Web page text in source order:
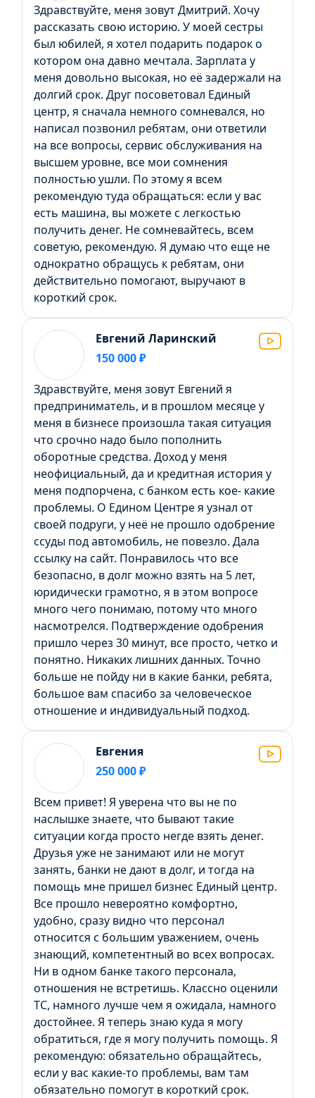
Здравствуйте, меня зовут Дмитрий. Хочу
рассказать свою историю. У моей сестры
был юбилей, я хотел подарить подарок о
котором она давно мечтала. Зарплата у
меня довольно высокая, но её задержали на
долгий срок. Друг посоветовал Единый
центр, я сначала немного сомневался, но
написал позвонил ребятам, они ответили
на все вопросы, сервис обслуживания на
высшем уровне, все мои сомнения
полностью ушли. По этому я всем
рекомендую туда обращаться: если у вас
есть машина, вы можете с легкостью
получить денег. Не сомневайтесь, всем
советую, рекомендую. Я думаю что еще не
однократно обращусь к ребятам, они
действительно помогают, выручают в
короткий срок.
Евгений Ларинский
150 000 ₽
Здравствуйте, меня зовут Евгений я
предприниматель, и в прошлом месяце у
меня в бизнесе произошла такая ситуация
что срочно надо было пополнить
оборотные средства. Доход у меня
неофициальный, да и кредитная история у
меня подпорчена, с банком есть кое- какие
проблемы. О Едином Центре я узнал от
своей подруги, у неё не прошло одобрение
ссуды под автомобиль, не повезло. Дала
ссылку на сайт. Понравилось что все
безопасно, в долг можно взять на 5 лет,
юридически грамотно, я в этом вопросе
много чего понимаю, потому что много
насмотрелся. Подтверждение одобрения
пришло через 30 минут, все просто, четко и
понятно. Никаких лишних данных. Точно
больше не пойду ни в какие банки, ребята,
большое вам спасибо за человеческое
отношение и индивидуальный подход.
Евгения
250 000 ₽
Всем привет! Я уверена что вы не по
наслышке знаете, что бывают такие
ситуации когда просто негде взять денег.
Друзья уже не занимают или не могут
занять, банки не дают в долг, и тогда на
помощь мне пришел бизнес Единый центр.
Все прошло невероятно комфортно,
удобно, сразу видно что персонал
относится с большим уважением, очень
знающий, компетентный во всех вопросах.
Ни в одном банке такого персонала,
отношения не встретишь. Классно оценили
ТС, намного лучше чем я ожидала, намного
достойнее. Я теперь знаю куда я могу
обратиться, где я могу получить помощь. Я
рекомендую: обязательно обращайтесь,
если у вас какие-то проблемы, вам там
обязательно помогут в короткий срок.